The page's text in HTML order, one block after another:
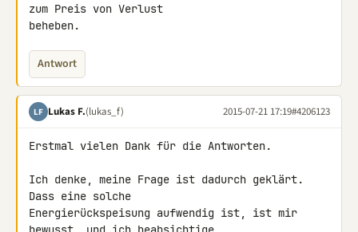
zum Preis von Verlust
beheben.
Antwort
LF Lukas F.(lukas_f) 2015-07-21 17:19#4206123
Erstmal vielen Dank für die Antworten.
Ich denke, meine Frage ist dadurch geklärt.
Dass eine solche
Energierückspeisung aufwendig ist, ist mir